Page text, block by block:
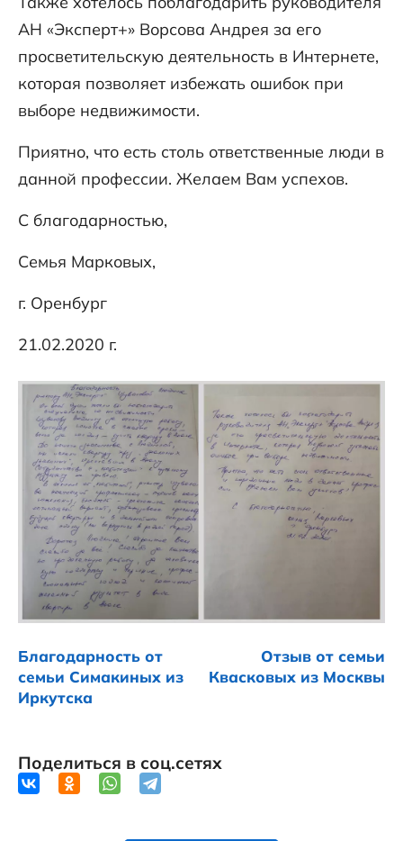
АН «Эксперт+» Ворсова Андрея за его
просветительскую деятельность в Интернете,
которая позволяет избежать ошибок при
выборе недвижимости.
Приятно, что есть столь ответственные люди в
данной профессии. Желаем Вам успехов.
С благодарностью,
Семья Марковых,
г. Оренбург
21.02.2020 г.
Благодарность от
семьи Симакиных из
Иркутска
Отзыв от семьи
Квасковых из Москвы
Поделиться в соц.сетях